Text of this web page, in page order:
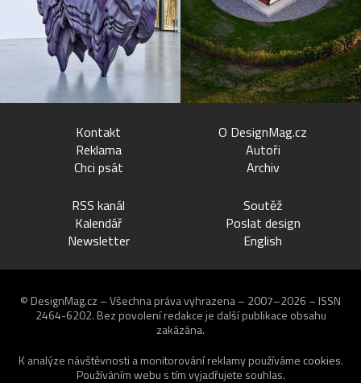
Kontakt
Reklama
Chci psát
O DesignMag.cz
Autoři
Archiv
RSS kanál
Kalendář
Newsletter
Soutěž
Poslat design
English
© DesignMag.cz – Všechna práva vyhrazena – 2007–2026 – ISSN
2464-6202. Bez povolení redakce je další publikace obsahu
zakázána.
K analýze návštěvnosti a monitorování reklamy používáme cookies.
Používáním webu s tím vyjadřujete souhlas.